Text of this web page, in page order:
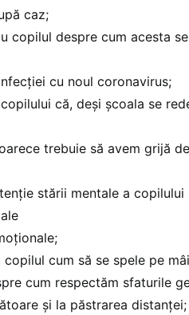
caz;
copilul despre cum acesta
cu noul coronavirus;
că, deşi şcoala se
trebuie să avem grijă
stării mentale a
cum să se spele pe
cum respectăm sfaturile
şi la păstrarea